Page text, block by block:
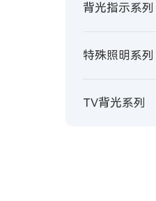
背光指示系列
特殊照明系列
TV背光系列